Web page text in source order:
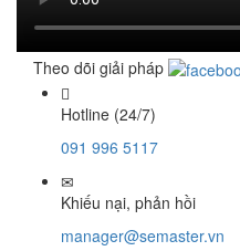
Theo dõi giải pháp
Hotline (24/7)
091 996 5117
Khiếu nại, phản hồi
manager@semaster.vn